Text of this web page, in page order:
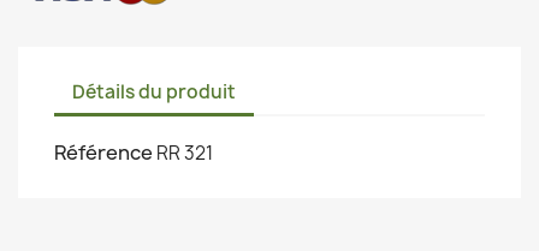
Détails du produit
Référence RR 321